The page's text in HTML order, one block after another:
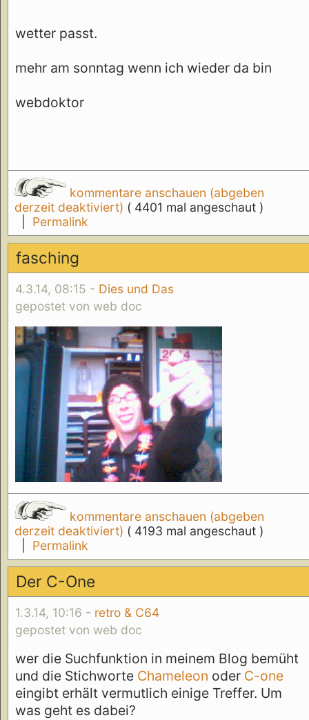
wetter passt.
mehr am sonntag wenn ich wieder da bin
webdoktor
kommentare anschauen (abgeben
derzeit deaktiviert) ( 4401 mal angeschaut )
Permalink
fasching
4.3.14, 08:15 - Dies und Das
gepostet von web doc
kommentare anschauen (abgeben
derzeit deaktiviert) ( 4193 mal angeschaut )
Permalink
Der C-One
1.3.14, 10:16 - retro & C64
gepostet von web doc
wer die Suchfunktion in meinem Blog bemüht
und die Stichworte Chameleon oder C-one
eingibt erhält vermutlich einige Treffer. Um
was geht es dabei?